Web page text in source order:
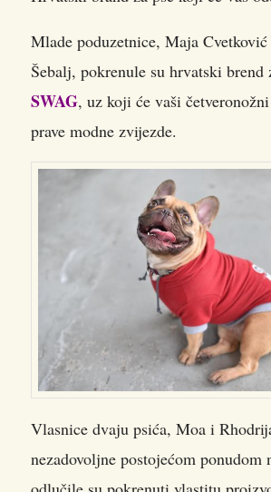
Mlade poduzetnice, Maja
Šebalj, pokrenule su hrvatski brend
SWAG, uz koji će vaši
prave modne zvijezde.
Vlasnice dvaju psića, Moa i
nezadovoljne postojećom ponudom